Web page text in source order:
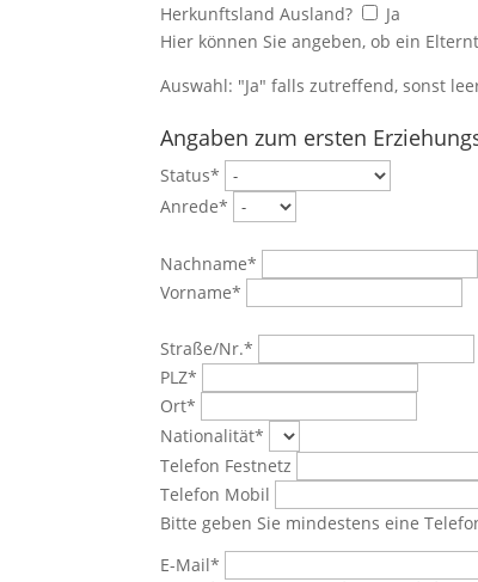
Herkunftsland Ausland?
Ja
Hier können Sie angeben, ob ein
Auswahl: "Ja" falls zutreffend, sonst
Angaben zum ersten
Status*
Anrede*
Nachname*
Vorname*
Straße/Nr.*
PLZ*
Ort*
Nationalität*
Telefon Festnetz
Telefon Mobil
Bitte geben Sie mindestens eine
E-Mail*